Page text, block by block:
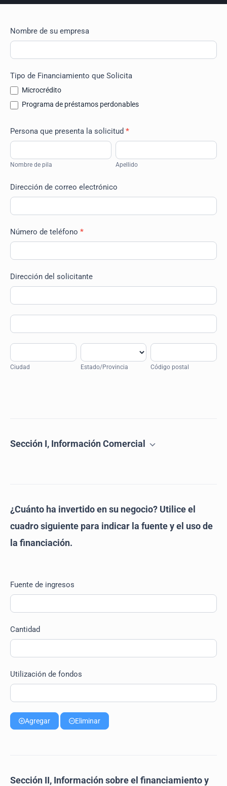
Aplicación
TIME
Nombre de su empresa
Tipo de Financiamiento que Solicita
Microcrédito
Programa de préstamos perdonables
Persona que presenta la solicitud *
de
Nombre de pila Apellido
Dirección de correo electrónico
Número de teléfono *
Dirección del solicitante
del
solicitante
del
solicitante
Ciudad Estado/Provincia
postal
Código postal
Sección I, Información Comercial
¿Cuánto ha invertido en su negocio? Utilice el
cuadro siguiente para indicar la fuente y el uso de
la financiación.
Fuente de ingresos
Cantidad
Utilización de fondos
Agregar Eliminar
Sección II, Información sobre el financiamiento y